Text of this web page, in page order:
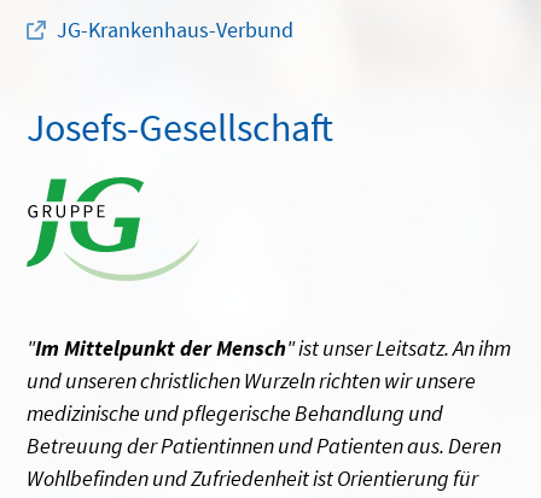
JG-Krankenhaus-Verbund
Josefs-Gesellschaft
"Im Mittelpunkt der Mensch" ist unser Leitsatz. An ihm
und unseren christlichen Wurzeln richten wir unsere
medizinische und pflegerische Behandlung und
Betreuung der Patientinnen und Patienten aus. Deren
Wohlbefinden und Zufriedenheit ist Orientierung für